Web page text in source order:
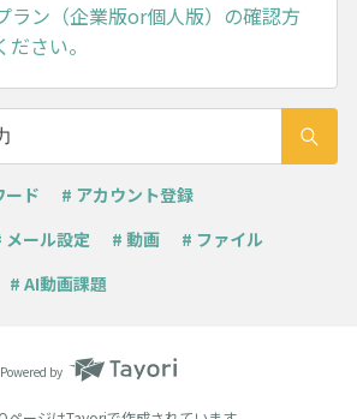
ラン（企業版or個人版）の確認方
さい。
ード
# アカウント登録
メール設定 # 動画
# ファイル
# AI動画課題
Powered by